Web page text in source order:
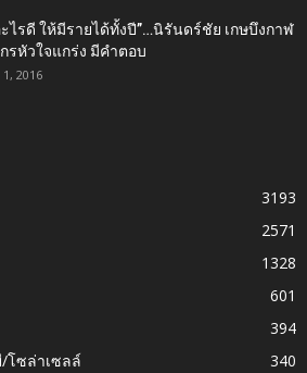
ไรดี ให้มีรายได้ทั้งปี”…นิรันดร์ชัย เกษบึงกาฬ
รหัวใจแกร่ง มีคำตอบ
2016
3193
2571
1328
601
394
โซล่าเซลล์
340